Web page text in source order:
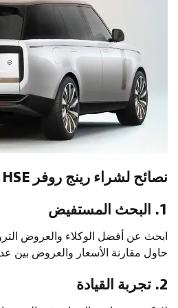
نصائح لشراء رينج روفر HSE
1. البحث المستفيض
ابحث عن أفضل الوكلاء والعروض
حاول مقارنة الأسعار والعروض بين
2. تجربة القيادة